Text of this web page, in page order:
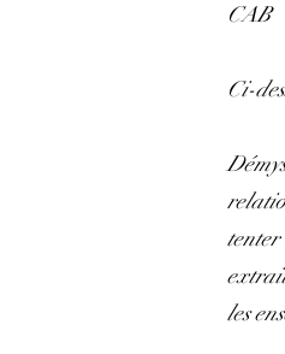
CAB
Ci-
tenter
les